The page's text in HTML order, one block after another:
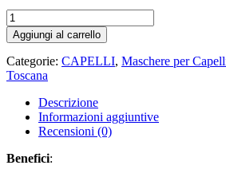
Aggiungi al carrello
Categorie: CAPELLI, Maschere per
Toscana
Descrizione
Informazioni aggiuntive
Recensioni (0)
Benefici: